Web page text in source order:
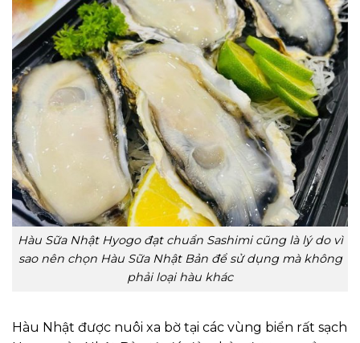
Hàu Sữa Nhật Hyogo đạt chuẩn Sashimi cũng là lý do vì
sao nên chọn Hàu Sữa Nhật Bản để sử dụng mà không
phải loại hàu khác
Hàu Nhật được nuôi xa bờ tại các vùng biển rất sạch